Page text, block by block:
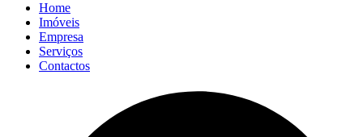
Home
Imóveis
Empresa
Serviços
Contactos